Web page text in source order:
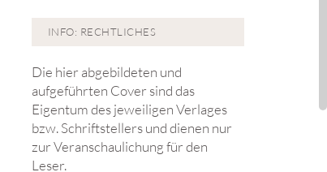
INFO: RECHTLICHES
Die hier abgebildeten und
aufgeführten Cover sind das
Eigentum des jeweiligen Verlages
bzw. Schriftstellers und dienen nur
zur Veranschaulichung für den
Leser.